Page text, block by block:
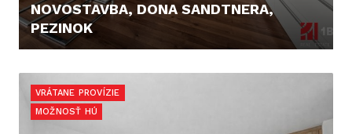
NOVOSTAVBA, DONA SANDTNERA,
PEZINOK
VRÁTANE PROVÍZIE
MOŽNOSŤ HÚ